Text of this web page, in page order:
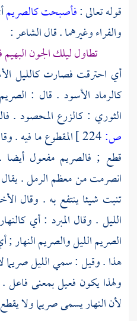
قوله تعالى :فأصبحت كالصريم
والفراءوغيرهما . قال الشاعر :
تطاول ليلك الجون
أي احترقت فصارت كالليل
كالرماد الأسود . قال :
الثوري : كالزرع المحصود .
ص:
المقطوع ما فيه .
قطع ; فالصريم مفعول أيضا
انصرمت من معظم الرمل .
تنبت شيئا ينتفع به . وقال
الليل . وقال المبرد : أي
الصريم الليل والصريم
هذا . وقيل : سمي الليل صريما
ولهذا يكون فعيل بمعنى فاعل
لأن النهار يسمى صريما ولا